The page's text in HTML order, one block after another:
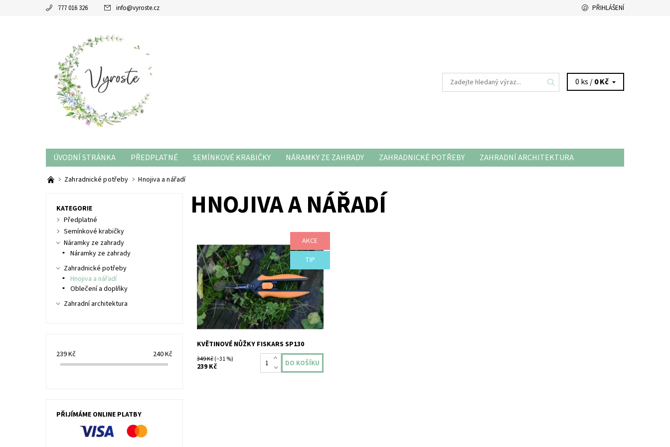
777 016 326 info@vyroste.cz PŘIHLÁŠENÍ
0 ks /0 Kč
ÚVODNÍ STRÁNKA PŘEDPLATNÉ SEMÍNKOVÉ KRABIČKY NÁRAMKY ZE ZAHRADY ZAHRADNICKÉ POTŘEBY
ZAHRADNÍ ARCHITEKTURA
RADY A TIPY
Zahradnické potřeby Hnojiva a nářadí
HNOJIVA A NÁŘADÍ
AKCE
TIP
Nůžky na ošetřování a přesnou sklizeň
květin a bylinek Fiskars SP130 - aktuální
model s ostřím ve stříbrné barvě.
Dostupnost:
Skladem
Značka:
Fiskars
Záruka:
2 roky
KVĚTINOVÉ NŮŽKY FISKARS SP130
349 Kč(–31 %)
239 Kč
KATEGORIE
Předplatné
Semínkové krabičky
Náramky ze zahrady
Náramky ze zahrady
Zahradnické potřeby
Hnojiva a nářadí
Oblečení a doplňky
Zahradní architektura
239Kč 240Kč
PŘIJÍMÁME ONLINE PLATBY